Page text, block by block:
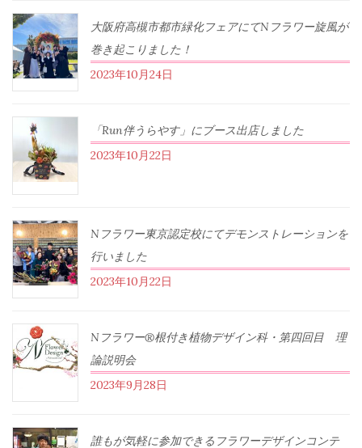
大阪府高槻市都市緑化フェアにてNフラワー旋風が
巻き起こりました！
2023年10月24日
「Run伴うらやす」にブース出店しました
2023年10月22日
Nフラワー東京認定校にてデモンストレーションを
行いました
2023年10月22日
Nフラワー®根付き植物デザイン科・第四回目 理
論説明会
2023年9月28日
誰もが気軽に参加できるフラワーデザインコンテ